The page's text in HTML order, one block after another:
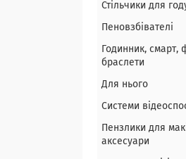
Стільчики для
Пеновзбівателі
Годинник, смарт,
браслети
Для нього
Системи
Пензлики для
аксесуари